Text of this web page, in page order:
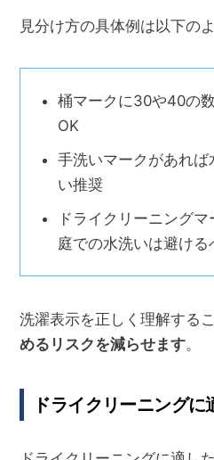
見分け方の具体例は以下の
桶マークに30や40の
OK
手洗いマークがあれ
い推奨
ドライクリーニング
庭での水洗いは避ける
洗濯表示を正しく理解するこ
めるリスクを減らせます。
ドライクリーニング